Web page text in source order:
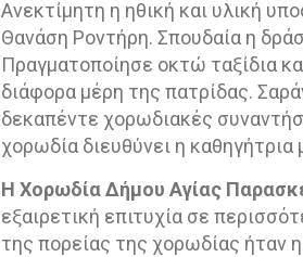
Ανεκτίμητη η ηθική και υλική
Θανάση Ροντήρη. Σπουδαία η
Πραγματοποίησε οκτώ ταξίδια
διάφορα μέρη της πατρίδας.
δεκαπέντε χορωδιακές
χορωδία διευθύνει η
Η Χορωδία Δήμου Αγίας
εξαιρετική επιτυχία σε
της πορείας της χορωδίας ήταν